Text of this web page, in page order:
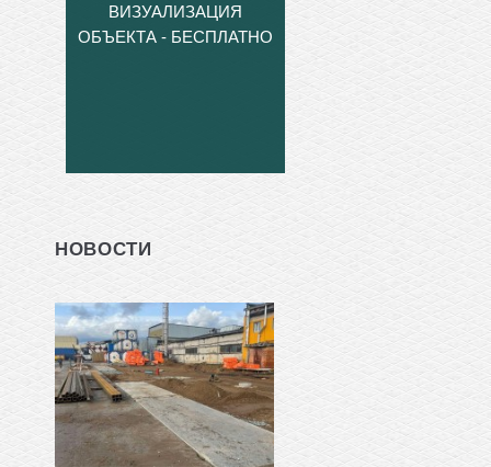
ВИЗУАЛИЗАЦИЯ
ОБЪЕКТА - БЕСПЛАТНО
НОВОСТИ